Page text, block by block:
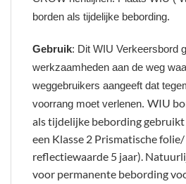
borden als tijdelijke bebording.
Gebruik: Dit WIU Verkeersbord
werkzaamheden aan de weg
weggebruikers aangeeft dat
voorrang moet verlenen. WIU
als tijdelijke bebording
een Klasse 2 Prismatische
reflectiewaarde 5 jaar).
voor permanente bebording